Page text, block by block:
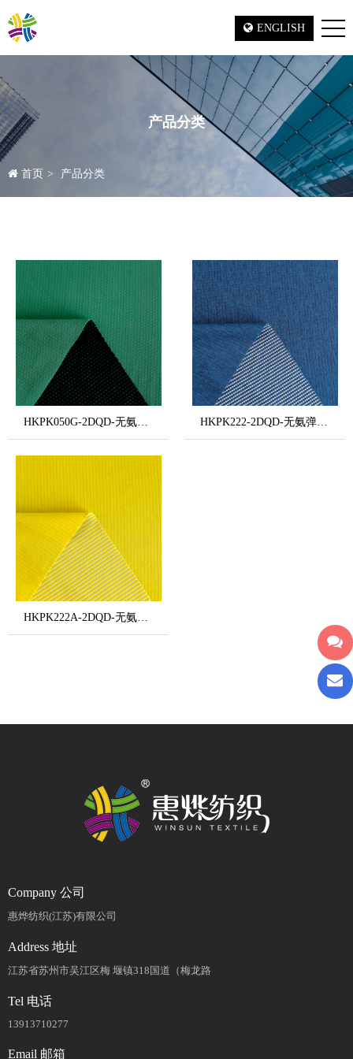
ENGLISH
产品分类
首页 产品分类
HKPK050G-2DQD-无氨弹棉柔品字格2#-丙纶黑丝（低温熨烫） HKPK222-2DQD-无氨弹雪柳小点格-丙纶白丝（低温熨烫）
HKPK222A-2DQD-无氨弹棉感小点格-丙纶白丝（低温熨烫）
Company 公司
惠烨纺织(江苏)有限公司
Address 地址
江苏省苏州市吴江区梅 堰镇318国道（梅龙路
Tel 电话
13913710277
Email 邮箱